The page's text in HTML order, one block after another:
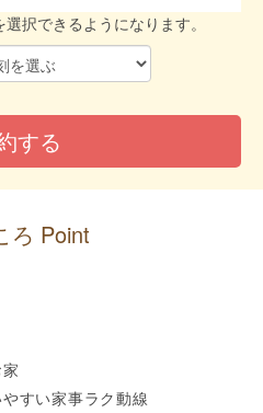
択できるようになります。
ろ Point
すい家事ラク動線